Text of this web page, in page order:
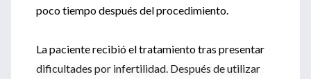
poco tiempo después del procedimiento.
La paciente recibió el tratamiento tras presentar
dificultades por infertilidad. Después de utilizar